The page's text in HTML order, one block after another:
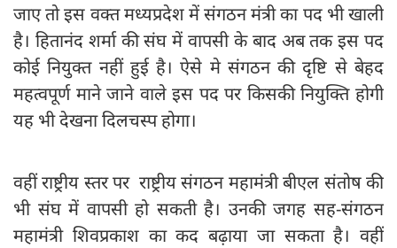
जाए तो इस वक्त मध्यप्रदेश में संगठन मंत्री का पद भी खाली
है। हितानंद शर्मा की संघ में वापसी के बाद अब तक इस पद
कोई नियुक्त नहीं हुई है। ऐसे मे संगठन की दृष्टि से बेहद
महत्वपूर्ण माने जाने वाले इस पद पर किसकी नियुक्ति होगी
यह भी देखना दिलचस्प होगा।
वहीं राष्ट्रीय स्तर पर राष्ट्रीय संगठन महामंत्री बीएल संतोष की
भी संघ में वापसी हो सकती है। उनकी जगह सह-संगठन
महामंत्री शिवप्रकाश का कद बढ़ाया जा सकता है। वहीं